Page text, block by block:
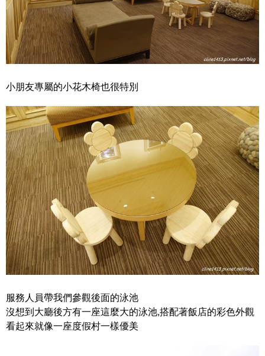
小朋友專屬的小花木椅也很特別
服務人員帶我們參觀後面的泳池
沒想到大廳後方有一座這麼大的泳池,搭配著飯店的彩色外觀
看起來就像一座度假村一樣優美